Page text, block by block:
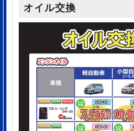
オイル交換